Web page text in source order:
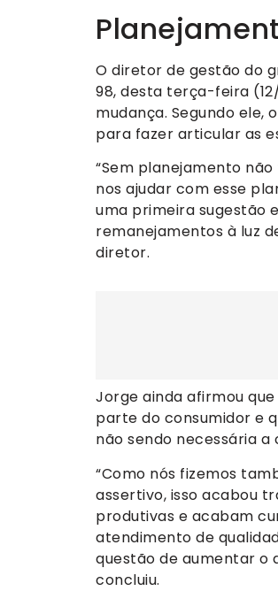
O diretor de gestão do
98, desta terça-feira
mudança. Segundo
para fazer articular as
“Sem planejamento
nos ajudar com esse
uma primeira sugestão
remanejamentos à luz
diretor.
Jorge ainda afirmou
parte do consumidor e
não sendo necessária
“Como nós fizemos
assertivo, isso acabou
produtivas e acabam
atendimento de
questão de aumentar o
concluiu.